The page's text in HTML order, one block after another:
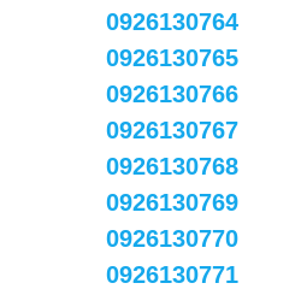
0926130764
0926130765
0926130766
0926130767
0926130768
0926130769
0926130770
0926130771